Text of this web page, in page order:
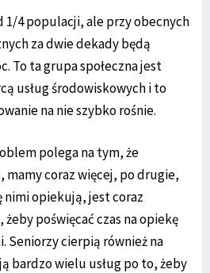
1/4 populacji, ale przy obecnych
za dwie dekady będą
To ta grupa społeczna jest
usług środowiskowych i to
na nie szybko rośnie.
polega na tym, że
mamy coraz więcej, po drugie,
nimi opiekują, jest coraz
poświęcać czas na opiekę
Seniorzy cierpią również na
bardzo wielu usług po to, żeby